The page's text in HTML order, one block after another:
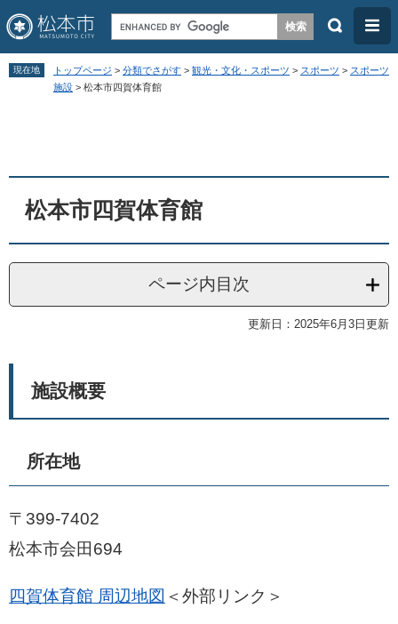
ペ
す
。
メ
し
て
検
メ
ニ
ュ
現在地 トップページ > 分類でさがす > 観光・文化・スポーツ > スポーツ > スポーツ
施設 > 松本市四賀体育館
松本市四賀体育館
ページ内目次
更新日：2025年6月3日更新
施設概要
所在地
〒399-7402
松本市会田694
四賀体育館 周辺地図 ＜外部リンク＞